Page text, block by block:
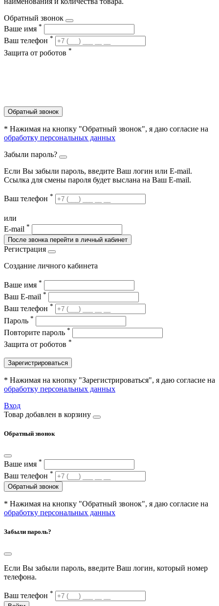
Обратный звонок
Ваше имя *
Ваш телефон *
Защита от роботов *
Обратный звонок
* Нажимая на кнопку "Обратный звонок", я даю согласие на
обработку персональных данных
Забыли пароль?
Если Вы забыли пароль, введите Ваш логин или Е-mail.
Ссылка для смены пароля будет выслана на Ваш E-mail.
Ваш телефон *
или
E-mail *
После звонка перейти в личный кабинет
Регистрация
Создание личного кабинета
Ваше имя *
Ваш E-mail *
Ваш телефон *
Пароль *
Повторите пароль *
Защита от роботов *
Зарегистрироваться
* Нажимая на кнопку "Зарегистрироваться", я даю согласие на
обработку персональных данных
Вход
Товар добавлен в корзину
Обратный звонок
Ваше имя *
Ваш телефон *
Обратный звонок
* Нажимая на кнопку "Обратный звонок", я даю согласие на
обработку персональных данных
Забыли пароль?
Если Вы забыли пароль, введите Ваш логин, который номер
телефона.
Ваш телефон *